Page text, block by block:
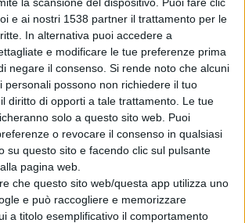
e ai nostri 1538 partner il trattamento per le
In alternativa puoi accedere a
e modificare le tue preferenze prima
negare il consenso. Si rende noto che alcuni
personali possono non richiedere il tuo
diritto di opporti a tale trattamento. Le tue
solo a questo sito web. Puoi
o revocare il consenso in qualsiasi
su questo sito e facendo clic sul pulsante
pagina web.
che questo sito web/questa app utilizza uno
e può raccogliere e memorizzare
a titolo esemplificativo il comportamento
Articolo successivo